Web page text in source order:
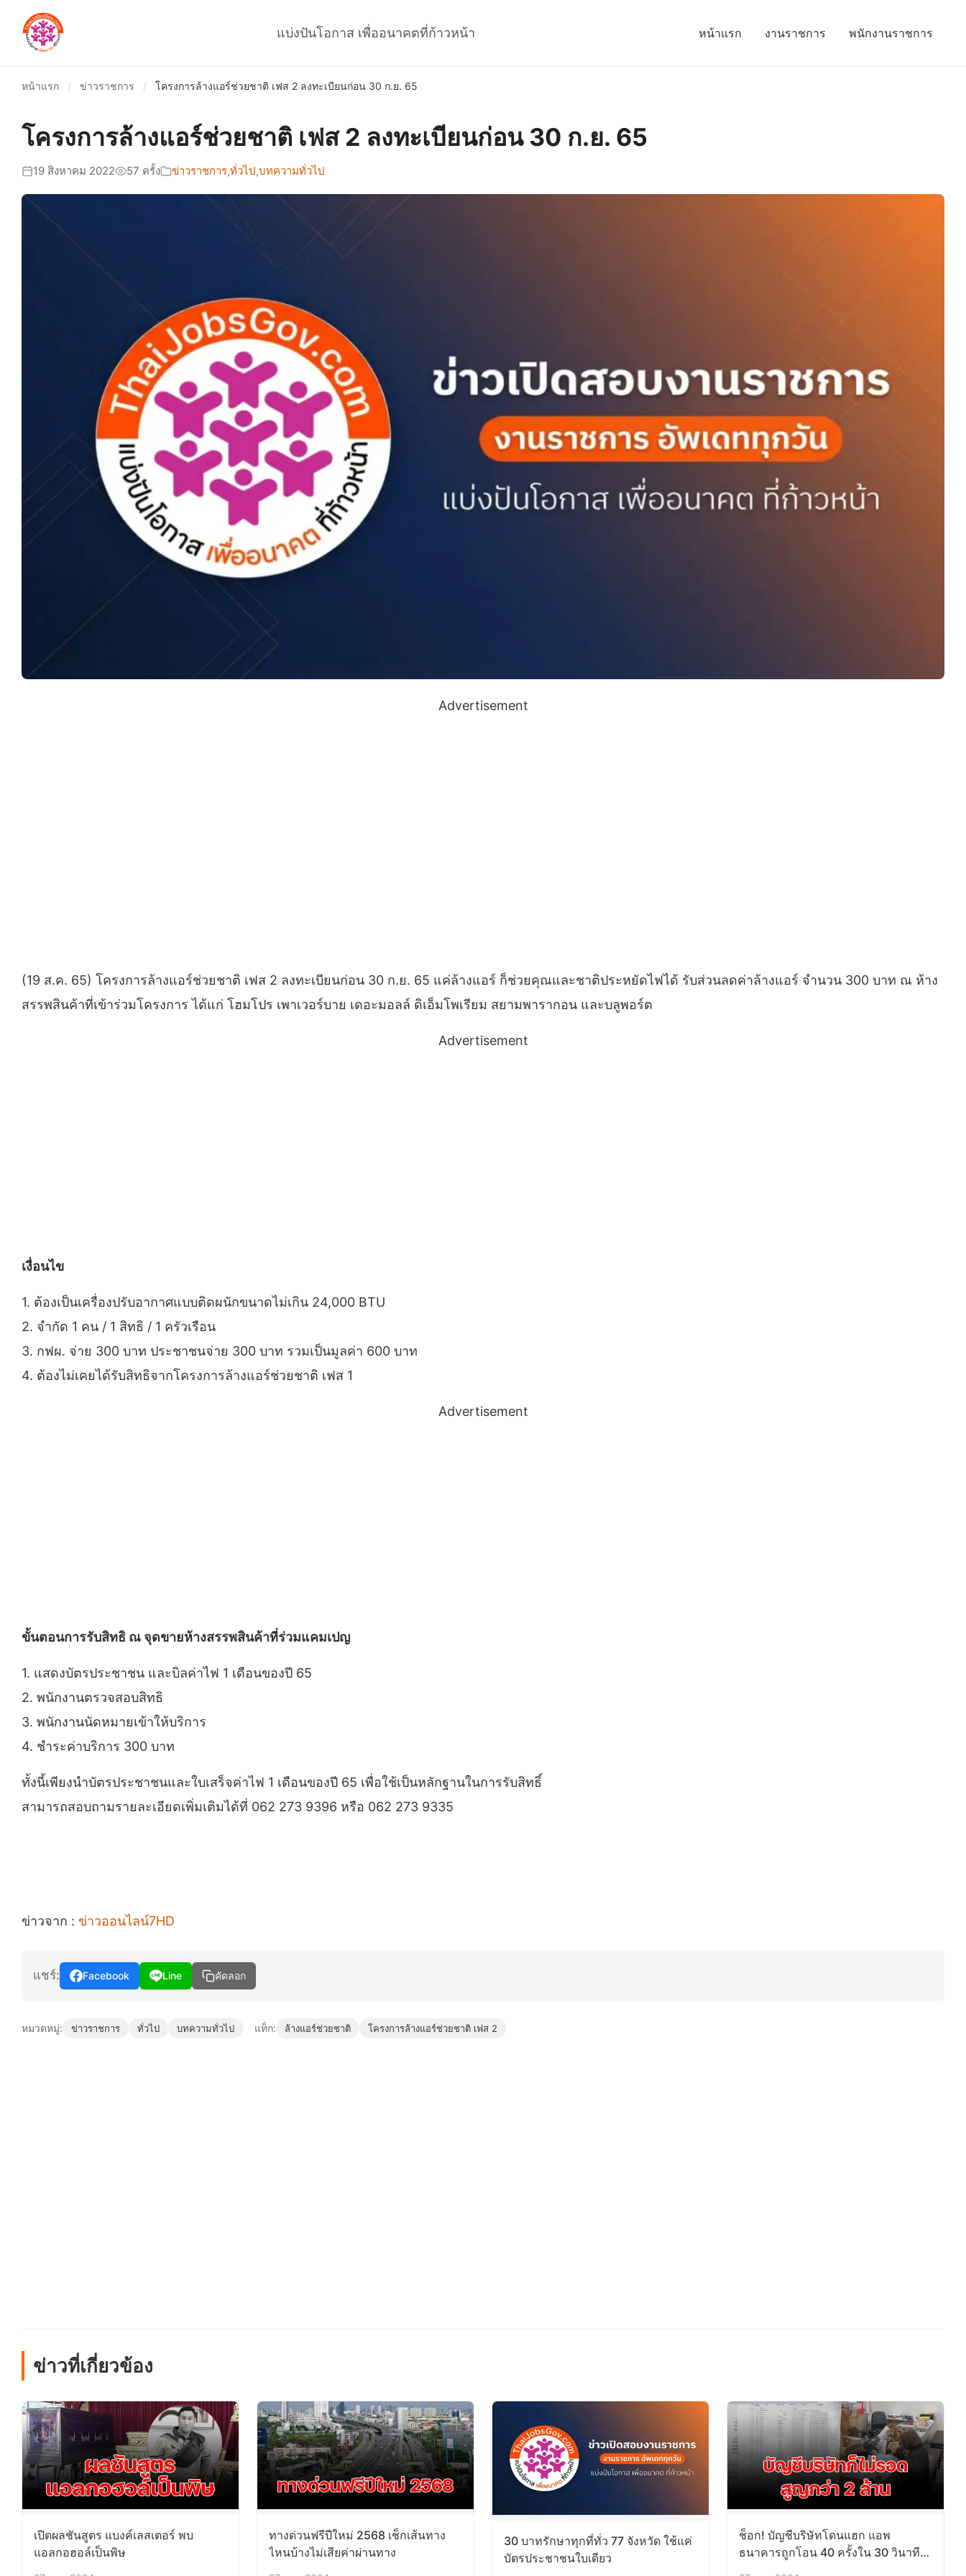
แบ่งปันโอกาส เพื่ออนาคตที่ก้าวหน้า หน้าแรก งานราชการ พนักงานราชการ
หน้าแรก / ข่าวราชการ / โครงการล้างแอร์ช่วยชาติ เฟส 2 ลงทะเบียนก่อน 30 ก.ย. 65
โครงการล้างแอร์ช่วยชาติ เฟส 2 ลงทะเบียนก่อน 30 ก.ย. 65
19 สิงหาคม 2022 57 ครั้ง ข่าวราชการ,ทั่วไป,บทความทั่วไป
Advertisement
(19 ส.ค. 65) โครงการล้างแอร์ช่วยชาติ เฟส 2 ลงทะเบียนก่อน 30 ก.ย. 65 แค่ล้างแอร์ ก็ช่วยคุณและชาติประหยัดไฟได้ รับส่วนลดค่าล้างแอร์ จำนวน 300 บาท ณ ห้าง
สรรพสินค้าที่เข้าร่วมโครงการ ได้แก่ โฮมโปร เพาเวอร์บาย เดอะมอลล์ ดิเอ็มโพเรียม สยามพารากอน และบลูพอร์ต
Advertisement
เงื่อนไข
1. ต้องเป็นเครื่องปรับอากาศแบบติดผนักขนาดไม่เกิน 24,000 BTU
2. จำกัด 1 คน / 1 สิทธิ / 1 ครัวเรือน
3. กฟผ. จ่าย 300 บาท ประชาชนจ่าย 300 บาท รวมเป็นมูลค่า 600 บาท
4. ต้องไม่เคยได้รับสิทธิจากโครงการล้างแอร์ช่วยชาติ เฟส 1
Advertisement
ขั้นตอนการรับสิทธิ ณ จุดขายห้างสรรพสินค้าที่ร่วมแคมเปญ
1. แสดงบัตรประชาชน และบิลค่าไฟ 1 เดือนของปี 65
2. พนักงานตรวจสอบสิทธิ
3. พนักงานนัดหมายเข้าให้บริการ
4. ชำระค่าบริการ 300 บาท
ทั้งนี้เพียงนำบัตรประชาชนและใบเสร็จค่าไฟ 1 เดือนของปี 65 เพื่อใช้เป็นหลักฐานในการรับสิทธิ์
สามารถสอบถามรายละเอียดเพิ่มเติมได้ที่ 062 273 9396 หรือ 062 273 9335
ข่าวจาก : ข่าวออนไลน์7HD
แชร์: Facebook Line คัดลอก
หมวดหมู่: ข่าวราชการ ทั่วไป บทความทั่วไป แท็ก: ล้างแอร์ช่วยชาติ โครงการล้างแอร์ช่วยชาติ เฟส 2
ข่าวที่เกี่ยวข้อง
เปิดผลชันสูตร แบงค์เลสเตอร์ พบ
แอลกอฮอล์เป็นพิษ
ทางด่วนฟรีปีใหม่ 2568 เช็กเส้นทาง
ไหนบ้างไม่เสียค่าผ่านทาง
30 บาทรักษาทุกที่ทั่ว 77 จังหวัด ใช้แค่
บัตรประชาชนใบเดียว
ช็อก! บัญชีบริษัทโดนแฮก แอพ
ธนาคารถูกโอน 40 ครั้งใน 30 วินาที